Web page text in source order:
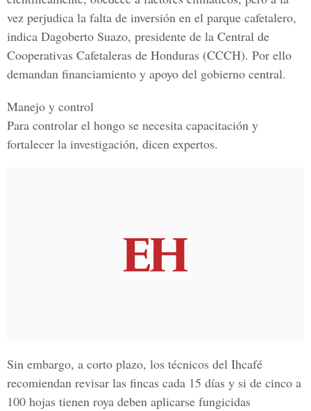
vez perjudica la falta de inversión en el parque cafetalero,
indica Dagoberto Suazo, presidente de la Central de
Cooperativas Cafetaleras de Honduras (CCCH). Por ello
demandan financiamiento y apoyo del gobierno central.
Manejo y control
Para controlar el hongo se necesita capacitación y
fortalecer la investigación, dicen expertos.
Sin embargo, a corto plazo, los técnicos del Ihcafé
recomiendan revisar las fincas cada 15 días y si de cinco a
100 hojas tienen roya deben aplicarse fungicidas